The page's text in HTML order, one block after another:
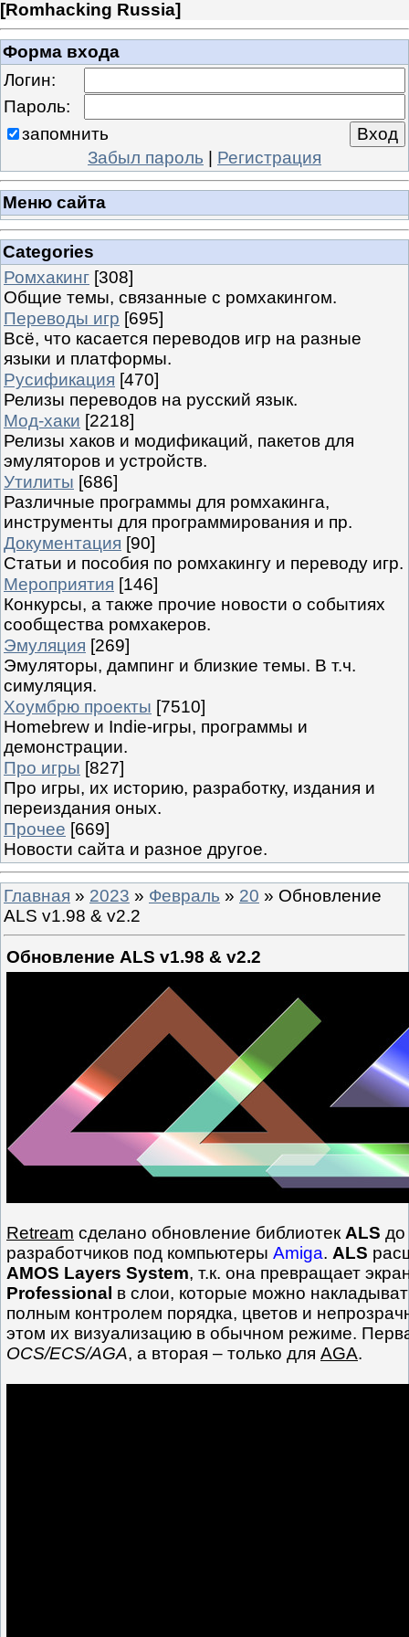
[Romhacking Russia]
Форма входа
Логин:
Пароль:
запомнить
Забыл пароль | Регистрация
Меню сайта
Categories
Ромхакинг [308]
Общие темы, связанные с ромхакингом.
Переводы игр [695]
Всё, что касается переводов игр на разные
языки и платформы.
Русификация [470]
Релизы переводов на русский язык.
Мод-хаки [2218]
Релизы хаков и модификаций, пакетов для
эмуляторов и устройств.
Утилиты [686]
Различные программы для ромхакинга,
инструменты для программирования и пр.
Документация [90]
Статьи и пособия по ромхакингу и переводу игр.
Мероприятия [146]
Конкурсы, а также прочие новости о событиях
сообщества ромхакеров.
Эмуляция [269]
Эмуляторы, дампинг и близкие темы. В т.ч.
симуляция.
Хоумбрю проекты [7510]
Homebrew и Indie-игры, программы и
демонстрации.
Про игры [827]
Про игры, их историю, разработку, издания и
переиздания оных.
Прочее [669]
Новости сайта и разное другое.
Главная » 2023 » Февраль » 20 » Обновление
ALS v1.98 & v2.2
Обновление ALS v1.98 & v2.2
Retream сделано обновление библиотекALS до
разработчиков под компьютеры Amiga. ALS
AMOS Layers System, т.к. она превращает
Professional в слои, которые можно
полным контролем порядка, цветов и
этом их визуализацию в обычном режиме.
OCS/ECS/AGA, а вторая – только для AGA.